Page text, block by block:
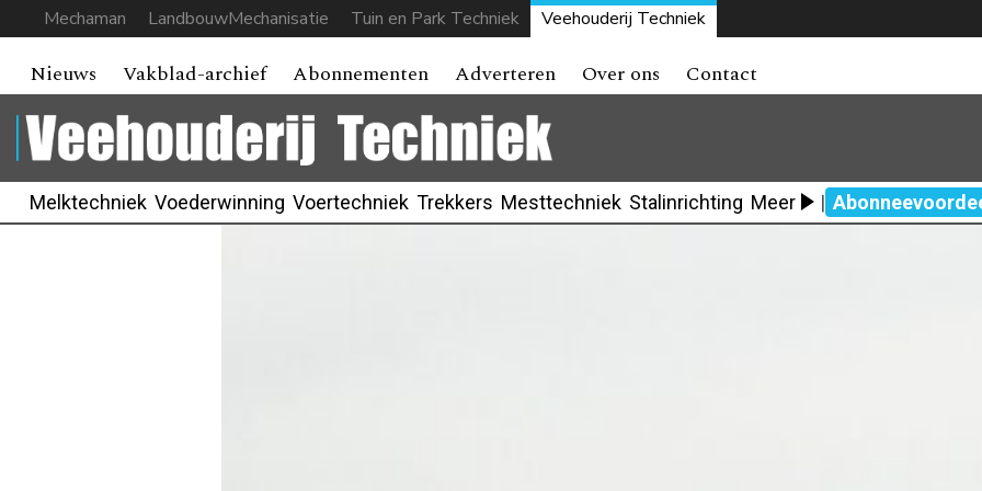
Mechaman LandbouwMechanisatie Tuin en Park Techniek Veehouderij Techniek
Nieuws Vakblad-archief Abonnementen Adverteren Over ons Contact
Melktechniek Voederwinning Voertechniek Trekkers Mesttechniek Stalinrichting Meer |